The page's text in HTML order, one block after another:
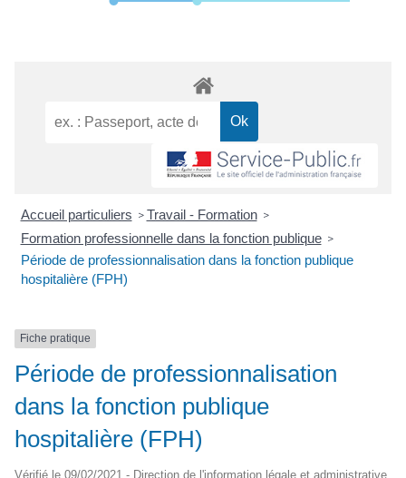
Accueil particuliers > Travail - Formation >
Formation professionnelle dans la fonction publique >
Période de professionnalisation dans la fonction publique
hospitalière (FPH)
Fiche pratique
Période de professionnalisation
dans la fonction publique
hospitalière (FPH)
Vérifié le 09/02/2021 - Direction de l'information légale et administrative